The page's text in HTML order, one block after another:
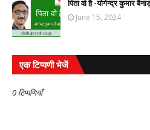
पिता वो है -योगेन्द्र कुमार
June 15, 2024
एक टिप्पणी भेजें
0 टिप्पणियाँ